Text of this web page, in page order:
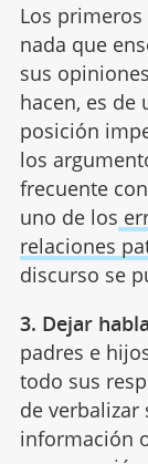
Los
nada que
sus
hacen, es de
posición
los
frecuente
uno de los
relaciones
discurso se
3. Dejar
padres e
todo sus
de
información